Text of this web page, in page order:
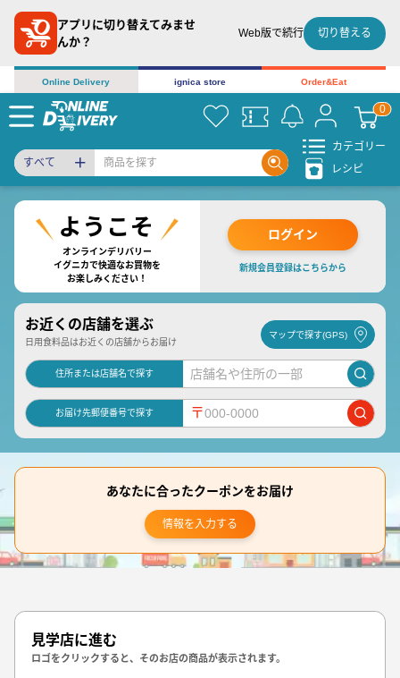
アプリに切り替えてみませ
んか？
Web版で続行 切り替える
Online Delivery ignica store Order&Eat
すべて
カテゴリー
レシピ
オンラインデリバリー
イグニカで快適なお買物を
お楽しみください！
ログイン
新規会員登録はこちらから
お近くの店舗を選ぶ
日用食料品はお近くの店舗からお届け
マップで探す(GPS)
住所または店舗名で探す
お届け先郵便番号で探す 〒
あなたに合ったクーポンをお届け
情報を入力する
見学店に進む
ロゴをクリックすると、そのお店の商品が表示されます。